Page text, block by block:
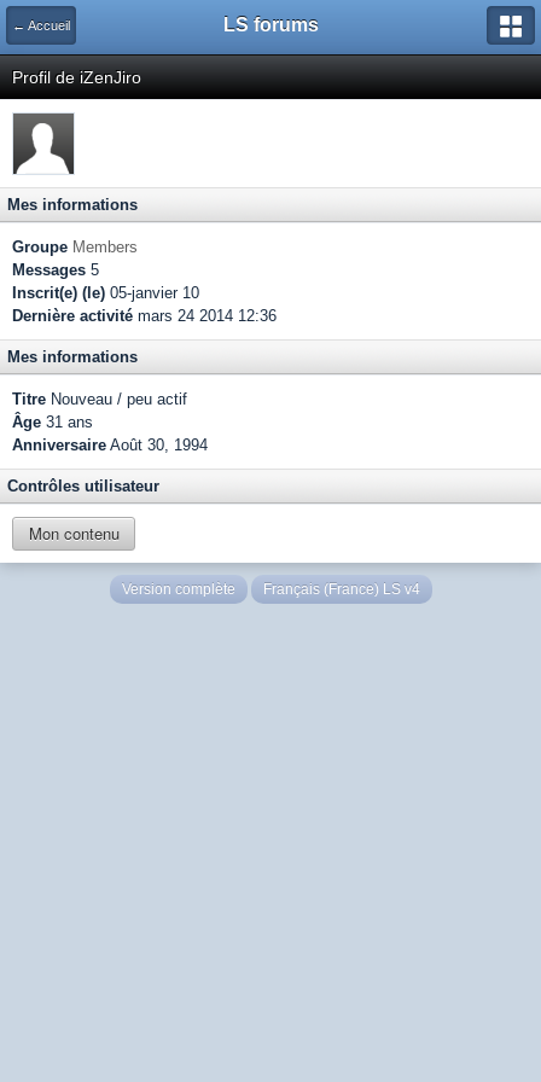
← Accueil LS forums
Profil de iZenJiro
Mes informations
Groupe Members
Messages 5
Inscrit(e) (le) 05-janvier 10
Dernière activité mars 24 2014 12:36
Mes informations
Titre Nouveau / peu actif
Âge 31 ans
Anniversaire Août 30, 1994
Contrôles utilisateur
Mon contenu
Version complète Français (France) LS v4